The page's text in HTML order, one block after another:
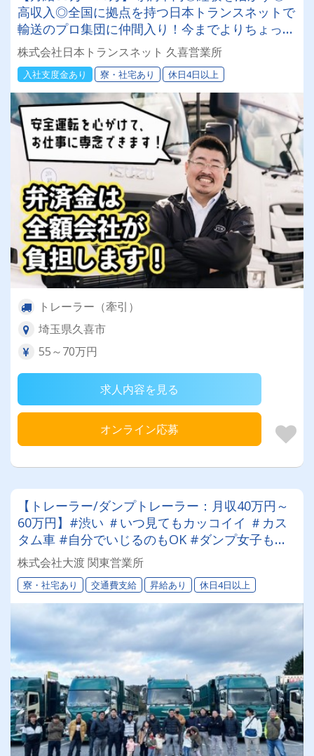
高収入◎全国に拠点を持つ日本トランスネットで
輸送のプロ集団に仲間入り！今までよりちょっと
リッチな生活を手に入れませんか？
株式会社日本トランスネット 久喜営業所
入社支度金あり 寮・社宅あり 休日4日以上
トレーラー（牽引）
埼玉県久喜市
55～70万円
求人内容を見る
オンライン応募
【トレーラー/ダンプトレーラー：月収40万円～
60万円】#渋い ＃いつ見てもカッコイイ ＃カス
タム車 #自分でいじるのもOK #ダンプ女子も活
躍 #未経験OK #資格取得費用補助あり ＃車好き
の方に来てほしい
株式会社大渡 関東営業所
寮・社宅あり 交通費支給 昇給あり 休日4日以上